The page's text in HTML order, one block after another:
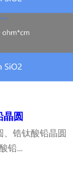
圆
、锆钛酸铅晶圆
铅…